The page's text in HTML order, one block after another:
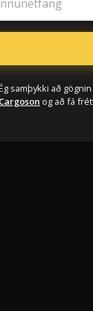
samþykki að
og að fá